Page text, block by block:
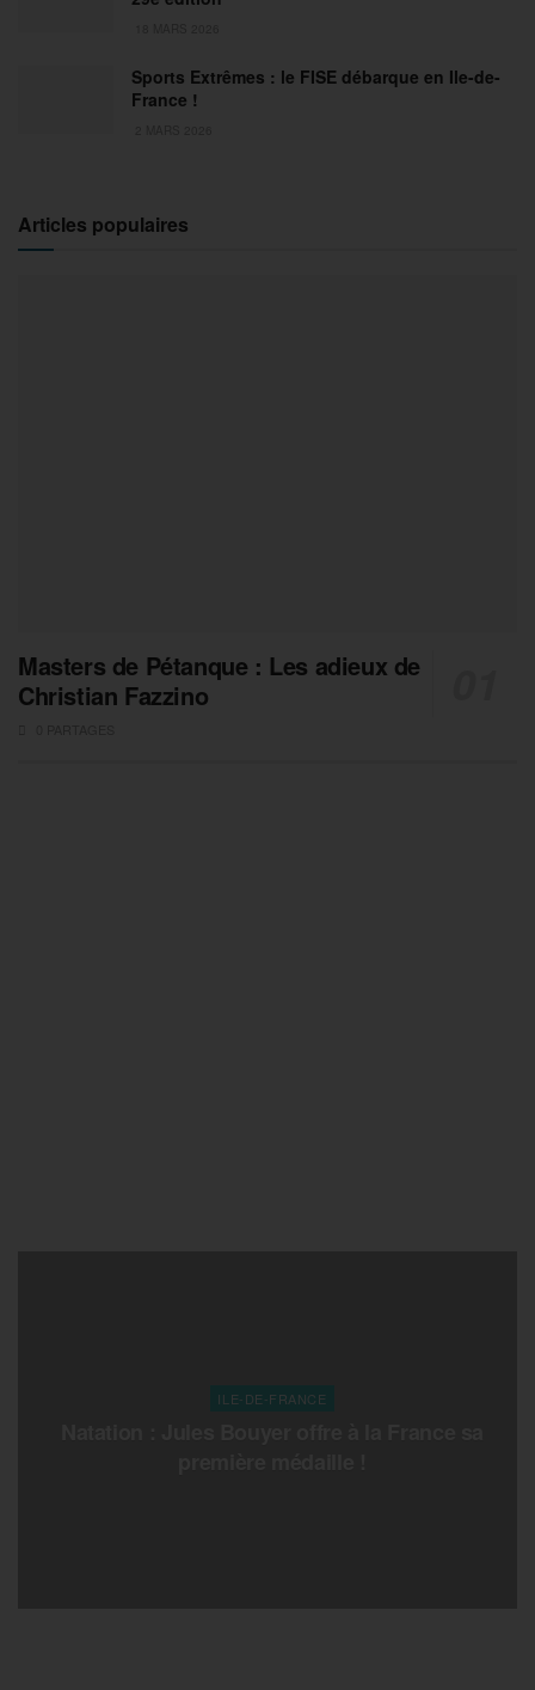
Sports Extrêmes : le FISE débarque en Ile-de-
France !
Articles populaires
Masters de Pétanque : Les adieux de
Christian Fazzino
ILE-DE-FRANCE